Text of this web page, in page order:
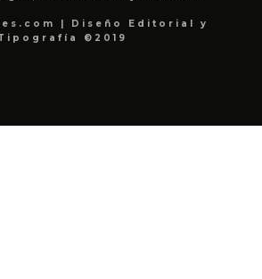
| Diseño Editorial y
©2019